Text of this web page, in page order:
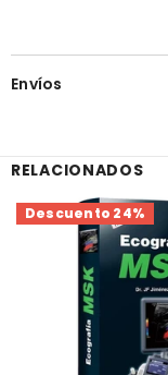
Envíos
RELACIONADOS
Descuento 24%